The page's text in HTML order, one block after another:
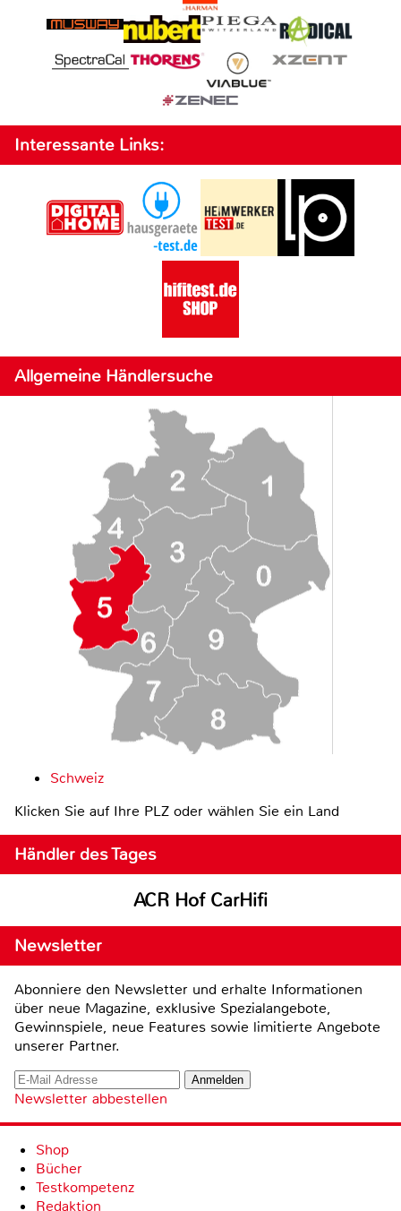
Interessante Links:
Allgemeine Händlersuche
Schweiz
Klicken Sie auf Ihre PLZ oder wählen Sie ein Land
Händler des Tages
ACR Hof CarHifi
Newsletter
Abonniere den Newsletter und erhalte Informationen
über neue Magazine, exklusive Spezialangebote,
Gewinnspiele, neue Features sowie limitierte Angebote
unserer Partner.
Newsletter abbestellen
Shop
Bücher
Testkompetenz
Redaktion